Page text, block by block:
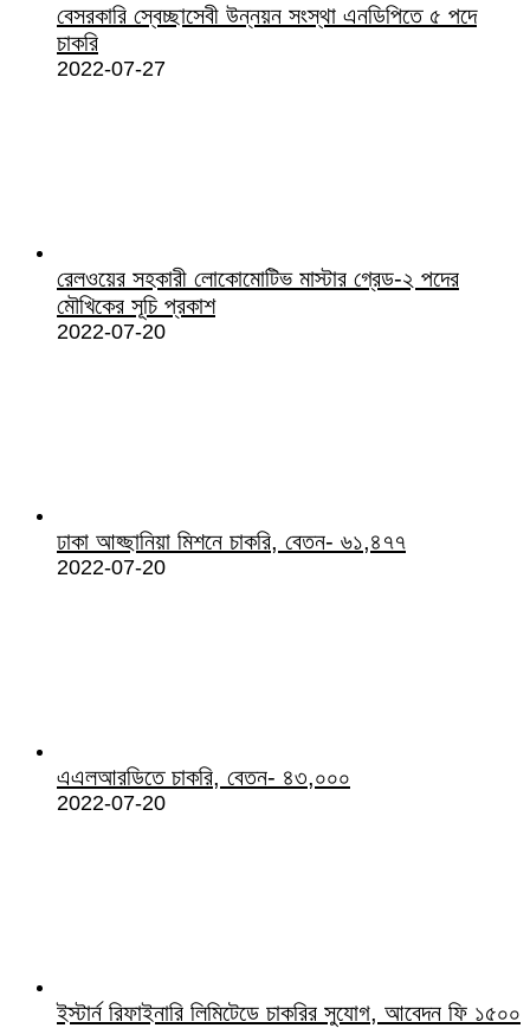
বেসরকারি স্বেচ্ছাসেবী উন্নয়ন সংস্থা এনডিপিতে ৫ পদে
চাকরি
2022-07-27
রেলওয়ের সহকারী লোকোমোটিভ মাস্টার গ্রেড-২ পদের
মৌখিকের সূচি প্রকাশ
2022-07-20
ঢাকা আহ্ছানিয়া মিশনে চাকরি, বেতন- ৬১,৪৭৭
2022-07-20
এএলআরডিতে চাকরি, বেতন- ৪৩,০০০
2022-07-20
ইস্টার্ন রিফাইনারি লিমিটেডে চাকরির সুযোগ, আবেদন ফি ১৫০০